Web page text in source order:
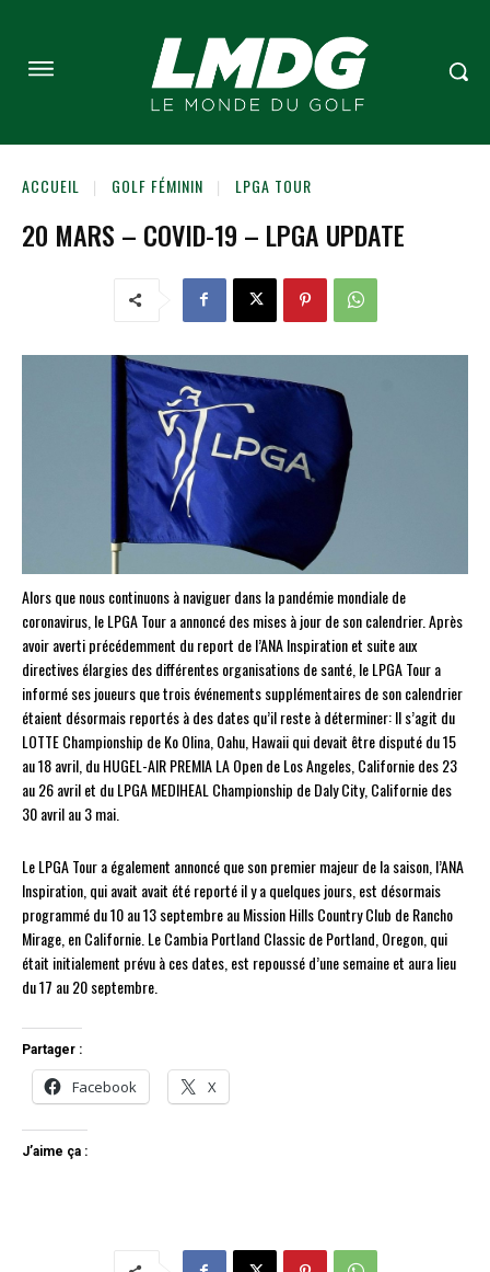
ACCUEIL GOLF FÉMININ LPGA TOUR
20 MARS – COVID-19 – LPGA UPDATE
Alors que nous continuons à naviguer dans la pandémie mondiale de
coronavirus, le LPGA Tour a annoncé des mises à jour de son calendrier. Après
avoir averti précédemment du report de l’ANA Inspiration et suite aux
directives élargies des différentes organisations de santé, le LPGA Tour a
informé ses joueurs que trois événements supplémentaires de son calendrier
étaient désormais reportés à des dates qu’il reste à déterminer: Il s’agit du
LOTTE Championship de Ko Olina, Oahu, Hawaii qui devait être disputé du 15
au 18 avril, du HUGEL-AIR PREMIA LA Open de Los Angeles, Californie des 23
au 26 avril et du LPGA MEDIHEAL Championship de Daly City, Californie des
30 avril au 3 mai.
Le LPGA Tour a également annoncé que son premier majeur de la saison, l’ANA
Inspiration, qui avait avait été reporté il y a quelques jours, est désormais
programmé du 10 au 13 septembre au Mission Hills Country Club de Rancho
Mirage, en Californie. Le Cambia Portland Classic de Portland, Oregon, qui
était initialement prévu à ces dates, est repoussé d’une semaine et aura lieu
du 17 au 20 septembre.
Partager :
Facebook X
J’aime ça :